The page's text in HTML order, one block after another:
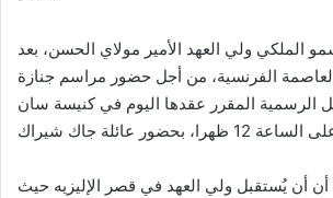
الملكي ولي العهد الأمير مولاي الحسن، بعد
الفرنسية، من أجل حضور مراسم جنازة
الرسمية المقرر عقدها اليوم في كنيسة سان
أن أن يُستقبل ولي العهد في قصر الإليزيه حيث